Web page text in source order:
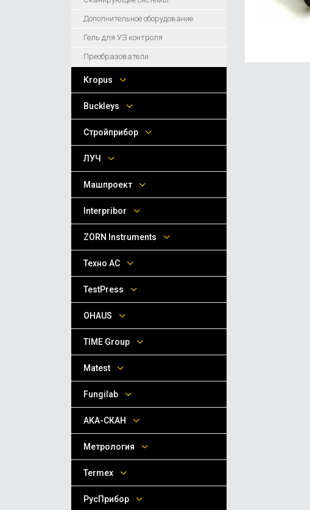
Дополнительное оборудование
Гель для УЗ контроля
Преобразователи
Kropus
Buckleys
Стройприбор
ЛУЧ
Машпроект
Interpribor
ZORN Instruments
Техно АС
TestPress
OHAUS
TIME Group
Matest
Fungilab
АКА-СКАН
Метрология
Termex
РусПрибор